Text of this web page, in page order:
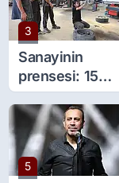
3
Sanayinin
prensesi: 15
yaşında 5
var
5